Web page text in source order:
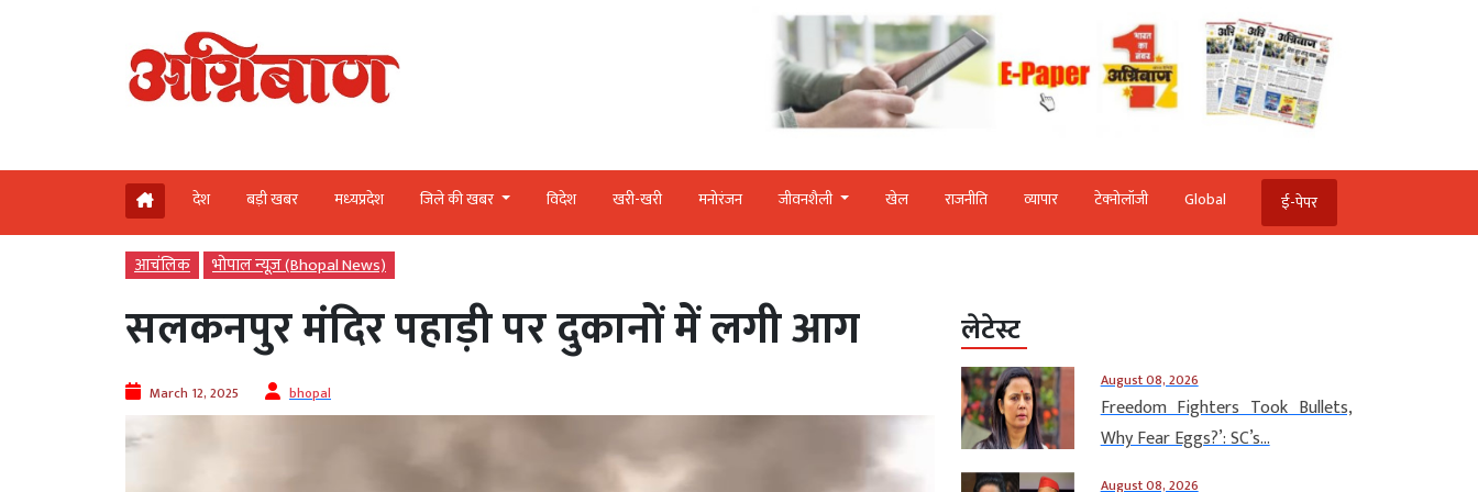
देश बड़ी खबर मध्‍यप्रदेश जिले की खबर विदेश खरी-खरी मनोरंजन जीवनशैली खेल राजनीति व्‍यापार टेक्‍नोलॉजी Global ई-पेपर
आचंलिक भोपाल न्यूज़ (Bhopal News)
सलकनपुर मंदिर पहाड़ी पर दुकानों में लगी आग
March 12, 2025 bhopal
लेटेस्ट
August 08, 2026
Freedom Fighters Took Bullets,
Why Fear Eggs?’: SC’s...
August 08, 2026